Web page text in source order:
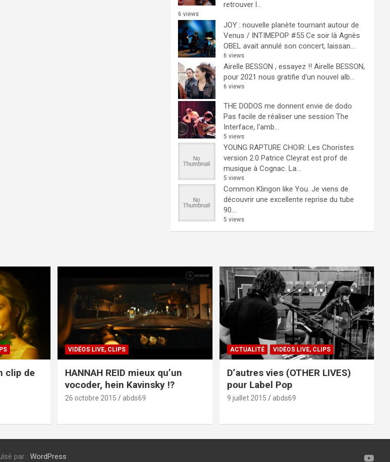
retrouver l...
6 views
JOY : nouvelle planète tournant autour de
Venus / INTIMEPOP #55 Ce soir là Agnès
OBEL avait annulé son concert, laissan...
6 views
Airelle BESSON , essayez !! Airelle BESSON,
pour 2021 nous gratifie d'un nouvel alb...
6 views
THE DODOS me donnent envie de dodo
Pas facile de réaliser une session The
Interface, l'amb...
5 views
YOUNG RAPTURE CHOIR: Les Choristes
version 2.0 Patrice Cleyrat est prof de
musique à Cognac. La...
5 views
Common Klingon like You. Je viens de
découvrir une excellente reprise du tube
90...
5 views
clip de
VIDÉOS LIVE, CLIPS
HANNAH REID mieux qu’un
vocoder, hein Kavinsky !?
26 octobre 2015 abds69
ACTUALITÉ VIDÉOS LIVE, CLIPS
D’autres vies (OTHER LIVES)
pour Label Pop
9 juillet 2015 abds69
par : WordPress